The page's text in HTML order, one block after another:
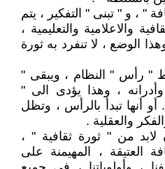
" ، و " تبنى " التفكير ، يتم
والاعلامية والتعليمية ،
الوضع ، لا تنفرد به ثورة
" رأس " النظام ، ويبقى "
، وهذا يؤدى الى "
أو أنها تبدأ بالرأس ، وتظل
والعقلية .
من " ثورة ثقافية " ،
العتيقة ، المهيمنة على